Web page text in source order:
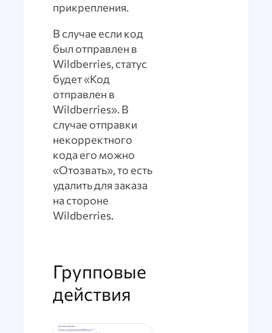
прикрепления.
В случае если код
был отправлен в
Wildberries, статус
будет «Код
отправлен в
Wildberries». В
случае отправки
некорректного
кода его можно
«Отозвать», то есть
удалить для заказа
на стороне
Wildberries.
Групповые
действия